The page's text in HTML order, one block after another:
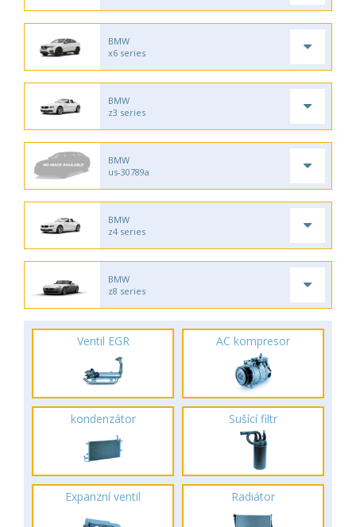
BMW
x6 series
BMW
z3 series
BMW
us-30789a
BMW
z4 series
BMW
z8 series
Ventil EGR AC kompresor
kondenzátor Sušící filtr
Expanzní ventil Radiátor